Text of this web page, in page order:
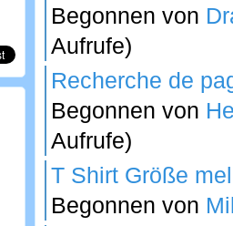
Begonnen von
Aufrufe)
Recherche de
Begonnen von
Aufrufe)
T Shirt Größe
Begonnen von